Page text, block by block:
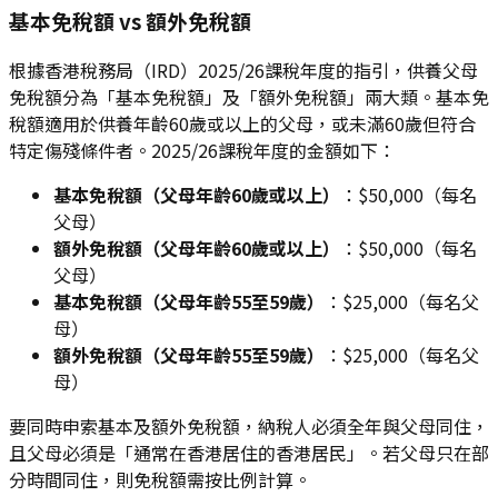
基本免稅額 vs 額外免稅額
根據香港稅務局（IRD）2025/26課稅年度的指引，供養父母
免稅額分為「基本免稅額」及「額外免稅額」兩大類。基本免
稅額適用於供養年齡60歲或以上的父母，或未滿60歲但符合
特定傷殘條件者。2025/26課稅年度的金額如下：
基本免稅額（父母年齡60歲或以上）
：$50,000（每名
父母）
額外免稅額（父母年齡60歲或以上）
：$50,000（每名
父母）
基本免稅額（父母年齡55至59歲）
：$25,000（每名父
母）
額外免稅額（父母年齡55至59歲）
：$25,000（每名父
母）
要同時申索基本及額外免稅額，納稅人必須全年與父母同住，
且父母必須是「通常在香港居住的香港居民」。若父母只在部
分時間同住，則免稅額需按比例計算。